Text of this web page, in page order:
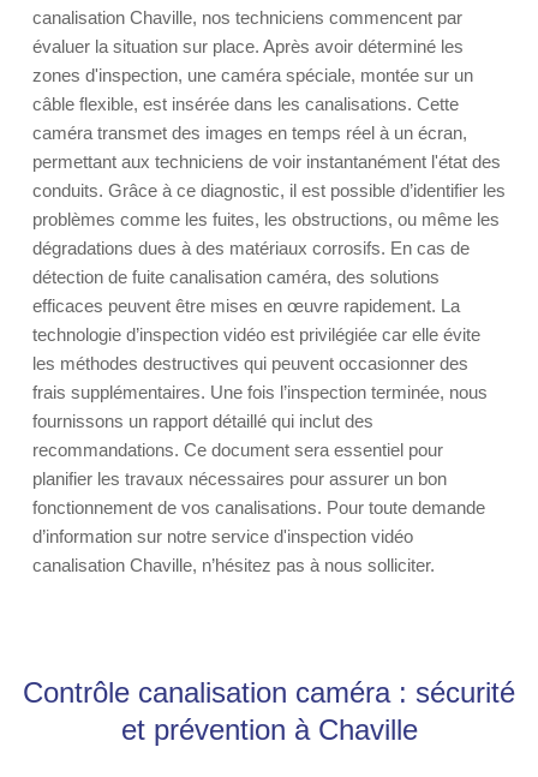
canalisation Chaville, nos techniciens commencent par
évaluer la situation sur place. Après avoir déterminé les
zones d'inspection, une caméra spéciale, montée sur un
câble flexible, est insérée dans les canalisations. Cette
caméra transmet des images en temps réel à un écran,
permettant aux techniciens de voir instantanément l'état des
conduits. Grâce à ce diagnostic, il est possible d’identifier les
problèmes comme les fuites, les obstructions, ou même les
dégradations dues à des matériaux corrosifs. En cas de
détection de fuite canalisation caméra, des solutions
efficaces peuvent être mises en œuvre rapidement. La
technologie d’inspection vidéo est privilégiée car elle évite
les méthodes destructives qui peuvent occasionner des
frais supplémentaires. Une fois l’inspection terminée, nous
fournissons un rapport détaillé qui inclut des
recommandations. Ce document sera essentiel pour
planifier les travaux nécessaires pour assurer un bon
fonctionnement de vos canalisations. Pour toute demande
d’information sur notre service d'inspection vidéo
canalisation Chaville, n’hésitez pas à nous solliciter.
Contrôle canalisation caméra : sécurité
et prévention à Chaville